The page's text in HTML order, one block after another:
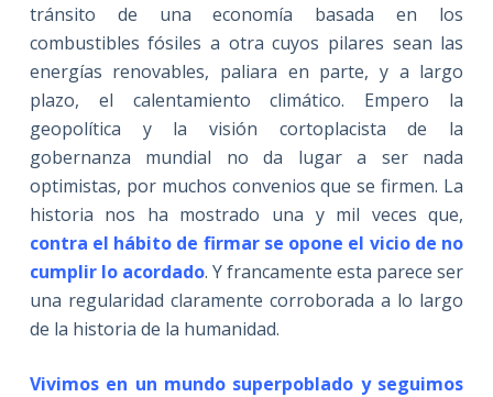
tránsito de una economía basada en los
combustibles fósiles a otra cuyos pilares sean las
energías renovables, paliara en parte, y a largo
plazo, el calentamiento climático. Empero la
geopolítica y la visión cortoplacista de la
gobernanza mundial no da lugar a ser nada
optimistas, por muchos convenios que se firmen. La
historia nos ha mostrado una y mil veces que,
contra el hábito de firmar se opone el vicio de no
cumplir lo acordado. Y francamente esta parece ser
una regularidad claramente corroborada a lo largo
de la historia de la humanidad.
Vivimos en un mundo superpoblado y seguimos